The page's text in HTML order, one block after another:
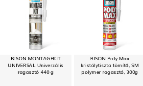
BISON MONTAGEKIT
UNIVERSAL Univerzális
ragasztó 440 g
BISON Poly Max
kristálytiszta tömítő, SM
polymer ragasztó, 300g